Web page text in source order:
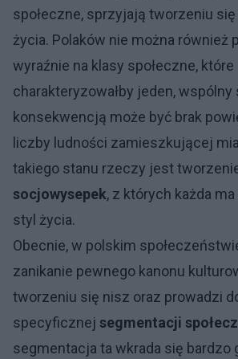
społeczne, sprzyjają tworzeniu
życia. Polaków nie można również
wyraźnie na klasy społeczne, które
charakteryzowałby jeden,
konsekwencją może być brak
liczby ludności zamieszkującej
takiego stanu rzeczy jest
socjowysepek, z których każda
styl życia.
Obecnie, w polskim
zanikanie pewnego kanonu
tworzeniu się nisz oraz prowadzi
specyficznej segmentacji
segmentacja ta wkrada się bardzo